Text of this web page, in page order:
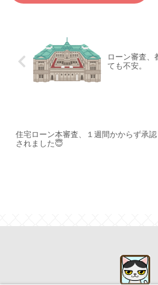
ローン審査、
ても不安。
住宅ローン本審査、１週間かからず承認
されました😇